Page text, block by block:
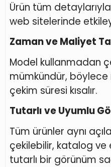
Ürün tüm
web sitelerinde
Zaman ve Maliyet
Model kullanmadan
mümkündür,
çekim süresi kısalır.
Tutarlı ve Uyumlu
Tüm ürünler aynı
çekilebilir, katalog
tutarlı bir görünüm